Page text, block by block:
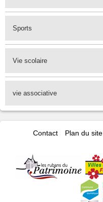
Sports
Vie scolaire
vie associative
Contact Plan du site